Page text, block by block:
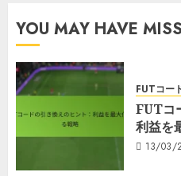
YOU MAY HAVE
FUTコー
FUTコ
利益を
13/03/